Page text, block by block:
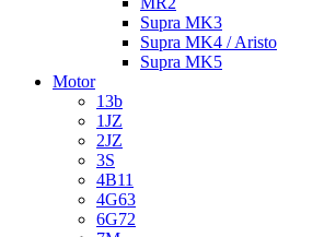
Supra MK3
Supra MK4 / Aristo
Supra MK5
Motor
13b
1JZ
2JZ
3S
4B11
4G63
6G72